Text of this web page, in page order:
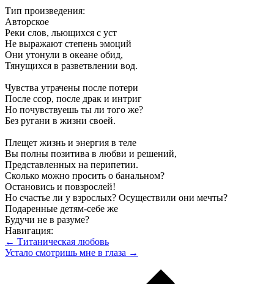
Тип произведения:
Авторское
Реки слов, льющихся с уст
Не выражают степень эмоций
Они утонули в океане обид,
Тянущихся в разветвлении вод.
Чувства утрачены после потери
После ссор, после драк и интриг
Но почувствуешь ты ли того же?
Без ругани в жизни своей.
Плещет жизнь и энергия в теле
Вы полны позитива в любви и решений,
Представленных на перипетии.
Сколько можно просить о банальном?
Остановись и повзрослей!
Но счастье ли у взрослых? Осуществили они мечты?
Подаренные детям-себе же
Будучи не в разуме?
Навигация:
← Титаническая любовь
Устало смотришь мне в глаза →